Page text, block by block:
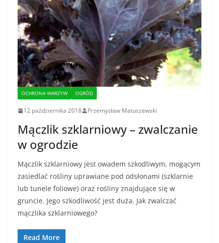
OCHRONA WARZYW OGRÓD
12 października 2018 Przemysław Matuszewski
Mączlik szklarniowy – zwalczanie
w ogrodzie
Mączlik szklarniowy jest owadem szkodliwym, mogącym
zasiedlać rośliny uprawiane pod odsłonami (szklarnie
lub tunele foliowe) oraz rośliny znajdujące się w
gruncie. Jego szkodliwość jest duża. Jak zwalczać
mączlika szklarniowego?
Read More